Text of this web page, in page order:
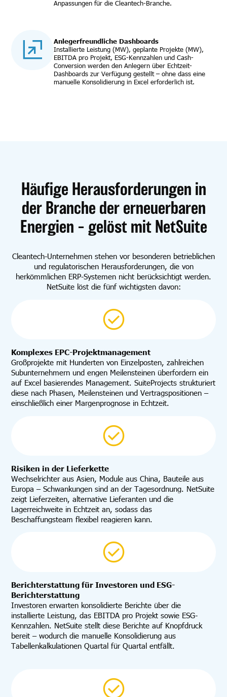
Anpassungen für die Cleantech-Branche.
Anlegerfreundliche Dashboards
Installierte Leistung (MW), geplante Projekte (MW),
EBITDA pro Projekt, ESG-Kennzahlen und Cash-
Conversion werden den Anlegern über Echtzeit-
Dashboards zur Verfügung gestellt – ohne dass eine
manuelle Konsolidierung in Excel erforderlich ist.
Häufige Herausforderungen in
der Branche der erneuerbaren
Energien – gelöst mit NetSuite
Cleantech-Unternehmen stehen vor besonderen betrieblichen
und regulatorischen Herausforderungen, die von
herkömmlichen ERP-Systemen nicht berücksichtigt werden.
NetSuite löst die fünf wichtigsten davon:
Komplexes EPC-Projektmanagement
Großprojekte mit Hunderten von Einzelposten, zahlreichen
Subunternehmern und engen Meilensteinen überfordern ein
auf Excel basierendes Management. SuiteProjects strukturiert
diese nach Phasen, Meilensteinen und Vertragspositionen –
einschließlich einer Margenprognose in Echtzeit.
Risiken in der Lieferkette
Wechselrichter aus Asien, Module aus China, Bauteile aus
Europa – Schwankungen sind an der Tagesordnung. NetSuite
zeigt Lieferzeiten, alternative Lieferanten und die
Lagerreichweite in Echtzeit an, sodass das
Beschaffungsteam flexibel reagieren kann.
Berichterstattung für Investoren und ESG-
Berichterstattung
Investoren erwarten konsolidierte Berichte über die
installierte Leistung, das EBITDA pro Projekt sowie ESG-
Kennzahlen. NetSuite stellt diese Berichte auf Knopfdruck
bereit – wodurch die manuelle Konsolidierung aus
Tabellenkalkulationen Quartal für Quartal entfällt.